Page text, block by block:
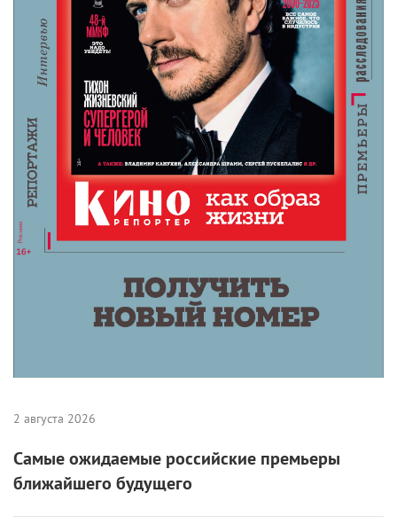
2 августа 2026
Самые ожидаемые российские премьеры
ближайшего будущего